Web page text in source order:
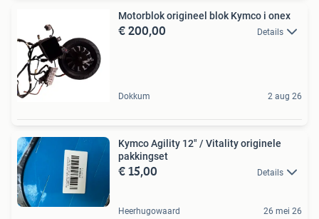
Motorblok origineel blok Kymco i onex
€ 200,00 Details
Dokkum 2 aug 26
Kymco Agility 12" / Vitality originele
pakkingset
€ 15,00 Details
Heerhugowaard 26 mei 26